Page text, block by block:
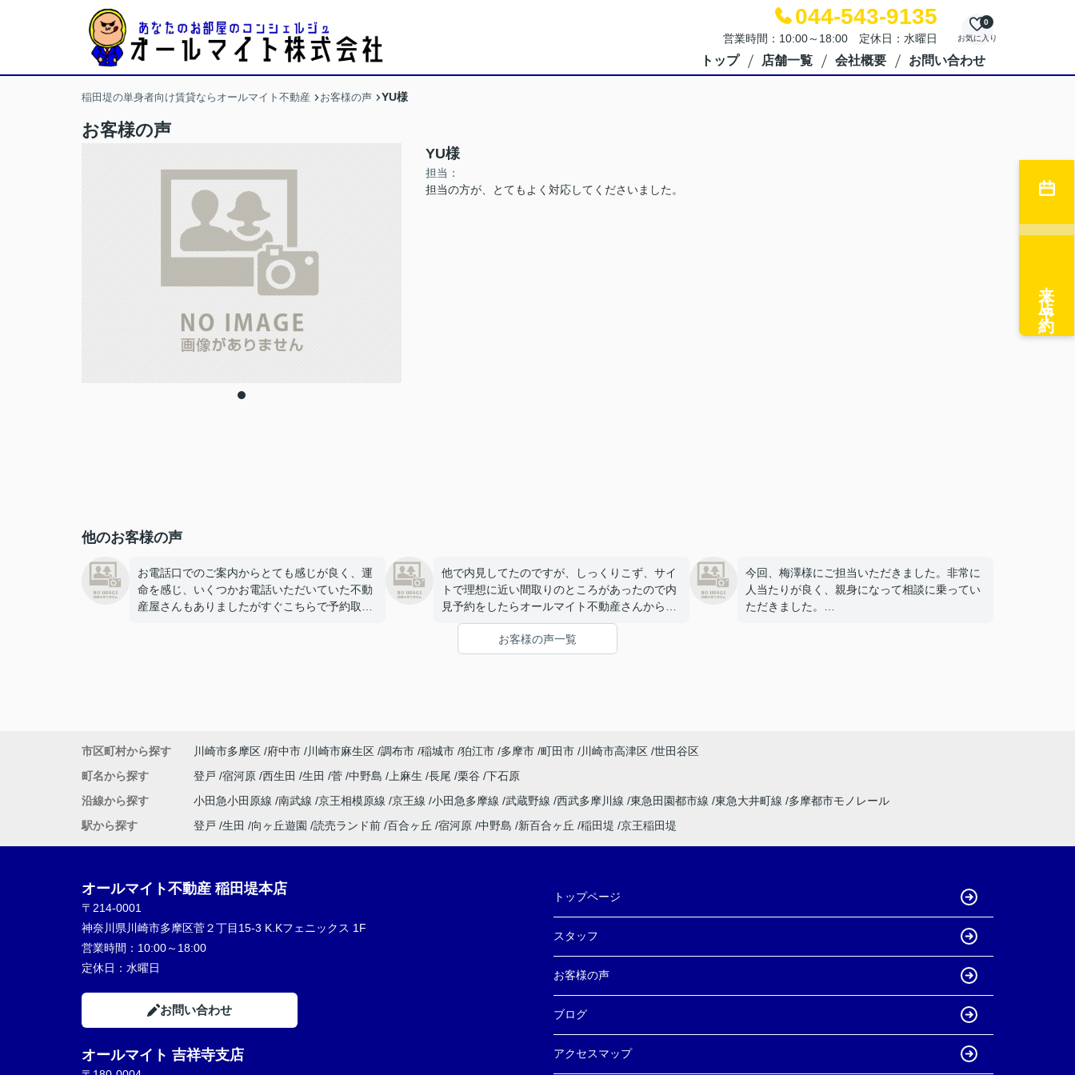
044-543-9135
営業時間：10:00～18:00 定休日：水曜日 お気に入り
0
トップ 店舗一覧 会社概要 お問い合わせ
稲田堤の単身者向け賃貸ならオールマイト不動産 お客様の声 YU様
お客様の声
YU様
担当：
担当の方が、とてもよく対応してくださいました。
他のお客様の声
お電話口でのご案内からとても感じが良く、運
命を感じ、いくつかお電話いただいていた不動
産屋さんもありましたがすぐこちらで予約取ら
り、終始親切丁寧、分かりやすくご対応いただ
きました。
不動産屋さんに恵まれて大変満足しておりま
他で内見してたのですが、しっくりこず、サイ
トで理想に近い間取りのところがあったので内
見予約をしたらオールマイト不動産さんから連
絡を頂きました。期間の条件から別のお部屋を
教えていただき、わりとすぐに決まりました。
ありがとうございました。
今回、梅澤様にご担当いただきました。非常に
人当たりが良く、親身になって相談に乗ってい
ただきました。
お客様の声一覧
来店予約
市区町村から探す 川崎市多摩区 府中市 川崎市麻生区 調布市 稲城市 狛江市 多摩市 町田市 川崎市高津区 世田谷区
町名から探す
登戸 宿河原 西生田 生田 菅 中野島 上麻生 長尾 栗谷 下石原
沿線から探す
小田急小田原線 南武線 京王相模原線 京王線 小田急多摩線 武蔵野線 西武多摩川線 東急田園都市線 東急大井町線
多摩都市モノレール
駅から探す
登戸 生田 向ヶ丘遊園 読売ランド前 百合ヶ丘 宿河原 中野島 新百合ヶ丘 稲田堤 京王稲田堤
オールマイト不動産 稲田堤本店
〒214-0001
神奈川県川崎市多摩区菅２丁目15-3 K.Kフェニックス 1F
営業時間： 10:00～18:00
定休日： 水曜日
お問い合わせ
オールマイト 吉祥寺支店
トップページ
スタッフ
お客様の声
ブログ
アクセスマップ